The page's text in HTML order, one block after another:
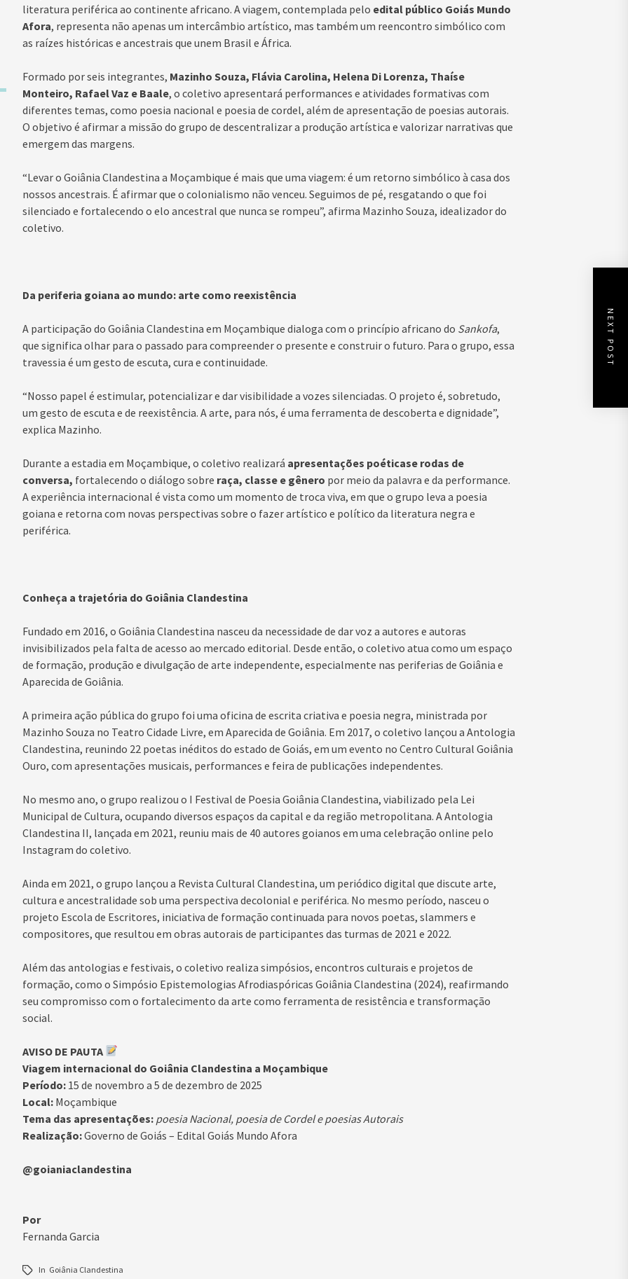
literatura periférica ao continente africano. A viagem, contemplada pelo edital público Goiás Mundo
Afora, representa não apenas um intercâmbio artístico, mas também um reencontro simbólico com
as raízes históricas e ancestrais que unem Brasil e África.
Formado por seis integrantes, Mazinho Souza, Flávia Carolina, Helena Di Lorenza, Thaíse
Monteiro, Rafael Vaz e Baale, o coletivo apresentará performances e atividades formativas com
diferentes temas, como poesia nacional e poesia de cordel, além de apresentação de poesias autorais.
O objetivo é afirmar a missão do grupo de descentralizar a produção artística e valorizar narrativas que
emergem das margens.
“Levar o Goiânia Clandestina a Moçambique é mais que uma viagem: é um retorno simbólico à casa dos
nossos ancestrais. É afirmar que o colonialismo não venceu. Seguimos de pé, resgatando o que foi
silenciado e fortalecendo o elo ancestral que nunca se rompeu”, afirma Mazinho Souza, idealizador do
coletivo.
Da periferia goiana ao mundo: arte como reexistência
A participação do Goiânia Clandestina em Moçambique dialoga com o princípio africano do Sankofa,
que significa olhar para o passado para compreender o presente e construir o futuro. Para o grupo, essa
travessia é um gesto de escuta, cura e continuidade.
“Nosso papel é estimular, potencializar e dar visibilidade a vozes silenciadas. O projeto é, sobretudo,
um gesto de escuta e de reexistência. A arte, para nós, é uma ferramenta de descoberta e dignidade”,
explica Mazinho.
Durante a estadia em Moçambique, o coletivo realizará apresentações poéticase rodas de
conversa, fortalecendo o diálogo sobre raça, classe e gênero por meio da palavra e da performance.
A experiência internacional é vista como um momento de troca viva, em que o grupo leva a poesia
goiana e retorna com novas perspectivas sobre o fazer artístico e político da literatura negra e
periférica.
Conheça a trajetória do Goiânia Clandestina
Fundado em 2016, o Goiânia Clandestina nasceu da necessidade de dar voz a autores e autoras
invisibilizados pela falta de acesso ao mercado editorial. Desde então, o coletivo atua como um espaço
de formação, produção e divulgação de arte independente, especialmente nas periferias de Goiânia e
Aparecida de Goiânia.
A primeira ação pública do grupo foi uma oficina de escrita criativa e poesia negra, ministrada por
Mazinho Souza no Teatro Cidade Livre, em Aparecida de Goiânia. Em 2017, o coletivo lançou a Antologia
Clandestina, reunindo 22 poetas inéditos do estado de Goiás, em um evento no Centro Cultural Goiânia
Ouro, com apresentações musicais, performances e feira de publicações independentes.
No mesmo ano, o grupo realizou o I Festival de Poesia Goiânia Clandestina, viabilizado pela Lei
Municipal de Cultura, ocupando diversos espaços da capital e da região metropolitana. A Antologia
Clandestina II, lançada em 2021, reuniu mais de 40 autores goianos em uma celebração online pelo
Instagram do coletivo.
Ainda em 2021, o grupo lançou a Revista Cultural Clandestina, um periódico digital que discute arte,
cultura e ancestralidade sob uma perspectiva decolonial e periférica. No mesmo período, nasceu o
projeto Escola de Escritores, iniciativa de formação continuada para novos poetas, slammers e
compositores, que resultou em obras autorais de participantes das turmas de 2021 e 2022.
Além das antologias e festivais, o coletivo realiza simpósios, encontros culturais e projetos de
formação, como o Simpósio Epistemologias Afrodiaspóricas Goiânia Clandestina (2024), reafirmando
seu compromisso com o fortalecimento da arte como ferramenta de resistência e transformação
social.
AVISO DE PAUTA
Viagem internacional do Goiânia Clandestina a Moçambique
Período:15 de novembro a 5 de dezembro de 2025
Local:Moçambique
Tema das apresentações: poesia Nacional, poesia de Cordel e poesias Autorais
Realização:Governo de Goiás – Edital Goiás Mundo Afora
@goianiaclandestina
Por
Fernanda Garcia
In Goiânia Clandestina
NEXT POST